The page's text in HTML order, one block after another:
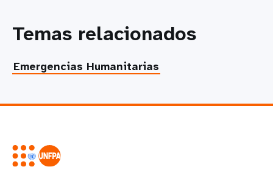
Temas relacionados
Emergencias Humanitarias